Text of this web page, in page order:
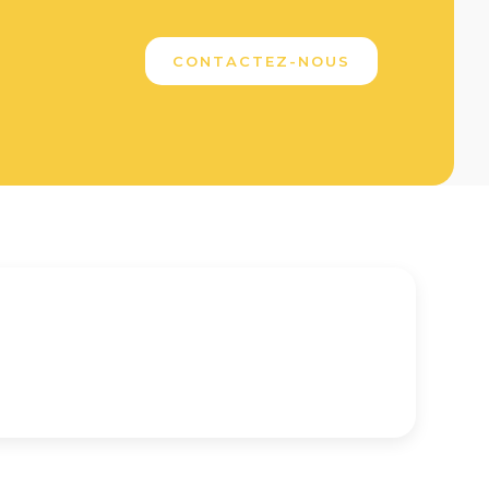
CONTACTEZ-NOUS